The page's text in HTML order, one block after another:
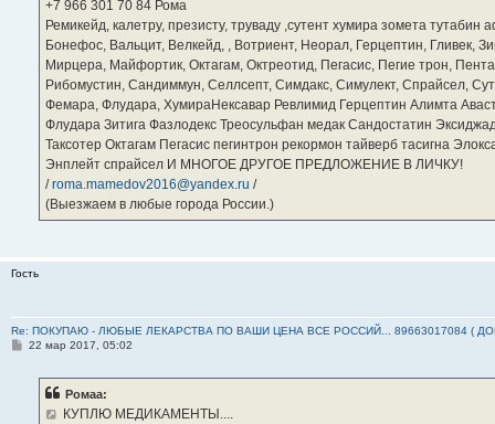
‪+7 966 301 70 84‬ Рома
Ремикейд, калетру, презисту, труваду ,сутент хумира зомета
Бонефос, Вальцит, Велкейд, , Вотриент, Неорал, Герцептин, Гливек,
Мирцера, Майфортик, Октагам, Октреотид, Пегасис, Пегие трон,
Рибомустин, Сандиммун, Селлсепт, Симдакс, Симулект, Спрайсел,
Фемара, Флудара, ХумираНексавар Ревлимид Герцептин Алимта
Флудара Зитига Фазлодекс Треосульфан медак Сандостатин
Таксотер Октагам Пегасис пегинтрон рекормон тайверб тасигна
Энплейт спрайсел И МНОГОЕ ДРУГОЕ ПРЕДЛОЖЕНИЕ В ЛИЧКУ!
/roma.mamedov2016@yandex.ru /
(Выезжаем в любые города России.)
Гость
Re: ПОКУПАЮ - ЛЮБЫЕ ЛЕКАРСТВА ПО ВАШИ ЦЕНА ВСЕ РОССИЙ... 89663017084 (
С22 мар 2017, 05:02
Ромаа:
КУПЛЮ МЕДИКАМЕНТЫ....